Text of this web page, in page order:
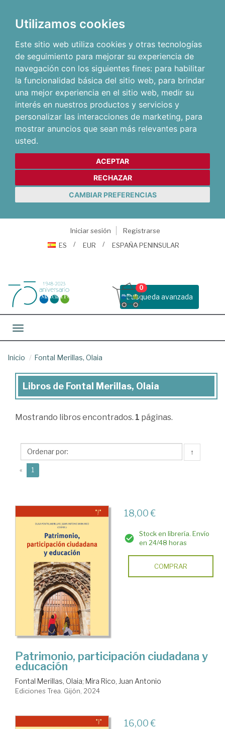
Utilizamos cookies
Este sitio web utiliza cookies y otras tecnologías
de seguimiento para mejorar su experiencia de
navegación con los siguientes fines: para habilitar
la funcionalidad básica del sitio web, para brindar
una mejor experiencia en el sitio web, medir su
interés en nuestros productos y servicios y
personalizar las interacciones de marketing, para
mostrar anuncios que sean más relevantes para
usted.
ACEPTAR
RECHAZAR
CAMBIAR PREFERENCIAS
Iniciar sesión
Registrarse
ES
EUR ESPAÑA PENINSULAR
Busqueda avanzada
0
Toggle navigation
Inicio Fontal Merillas, Olaia
Libros
Fontal
Olaia
Libros de Fontal Merillas, Olaia
Mostrando libros encontrados. 1 páginas.
↑
« 1
18,00 €
Stock en librería. Envío
en 24/48 horas
COMPRAR
Patrimonio, participación ciudadana y
educación
Fontal Merillas, Olaia; Mira Rico, Juan Antonio
Ediciones Trea. Gijón, 2024
16,00 €